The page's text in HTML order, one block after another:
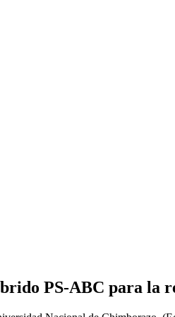
PS-ABC para la